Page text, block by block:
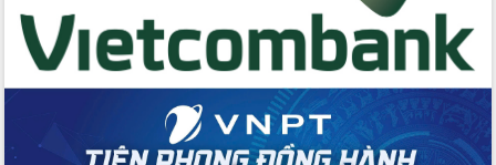
liệu và Bản đồ số
Tập huấn ứng dụng trí tuệ nhân tạo (AI)
trong thương mại điện tử năm 2026
Đoàn đại biểu Quốc hội tỉnh Đắk Lắk
trao đổi thông tin trước Kỳ họp thứ
nhất, Quốc hội khóa XVI